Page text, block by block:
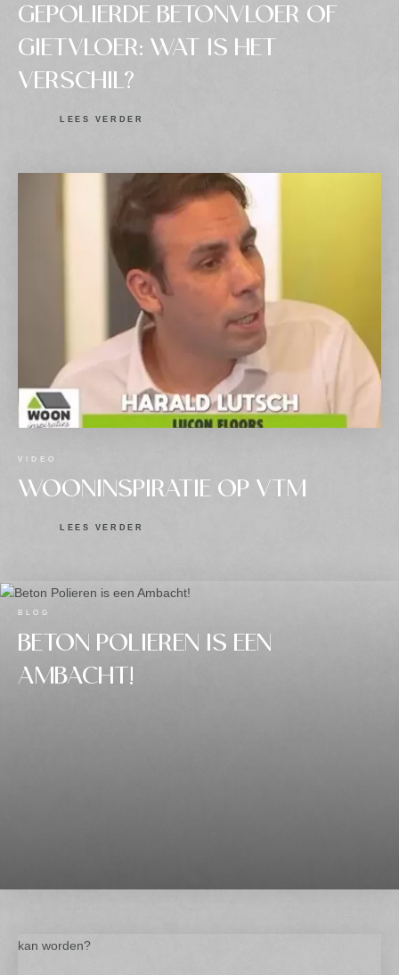
GEPOLIERDE BETONVLOER OF
GIETVLOER: WAT IS HET
VERSCHIL?
LEES VERDER
VIDEO
WOONINSPIRATIE OP VTM
LEES VERDER
BLOG
BETON POLIEREN IS EEN
AMBACHT!